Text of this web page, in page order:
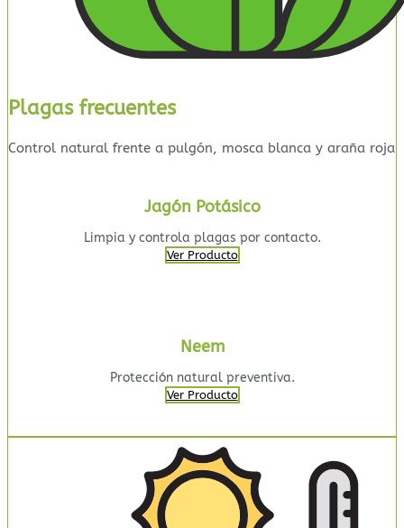
Plagas frecuentes
Control natural frente a pulgón, mosca blanca y araña roja
Jagón Potásico
Limpia y controla plagas por contacto.
Ver Producto
Neem
Protección natural preventiva.
Ver Producto